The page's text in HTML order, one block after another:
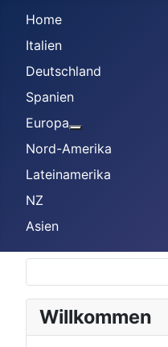
Home
Italien
Deutschland
Spanien
Europa
Nord-Amerika
Lateinamerika
NZ
Asien
Willkommen